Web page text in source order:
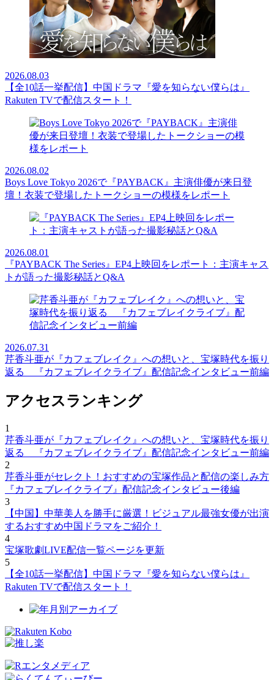
2026.08.03
【全10話一挙配信】中国ドラマ『愛を知らない僕らは』
Rakuten TVで配信スタート！
2026.08.02
Boys Love Tokyo 2026で『PAYBACK』主演俳優が来日登
壇！衣装で登場したトークショーの模様をレポート
2026.08.01
『PAYBACK The Series』EP4上映回をレポート：主演キャス
トが語った撮影秘話とQ&A
2026.07.31
芹香斗亜が『カフェブレイク』への想いと、宝塚時代を振り
返る 『カフェブレイクライブ』配信記念インタビュー前編
アクセスランキング
1
芹香斗亜が『カフェブレイク』への想いと、宝塚時代を振り
返る 『カフェブレイクライブ』配信記念インタビュー前編
2
芹香斗亜がセレクト！おすすめの宝塚作品と配信の楽しみ方
『カフェブレイクライブ』配信記念インタビュー後編
3
【中国】中華美人を勝手に厳選！ビジュアル最強女優が出演
するおすすめ中国ドラマをご紹介！
4
宝塚歌劇LIVE配信一覧ページを更新
5
【全10話一挙配信】中国ドラマ『愛を知らない僕らは』
Rakuten TVで配信スタート！